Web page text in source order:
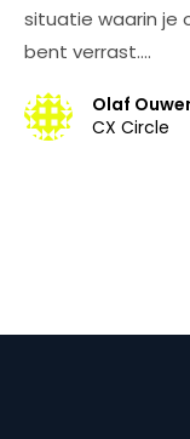
situatie waarin je
bent verrast.…
Olaf
CX Circle